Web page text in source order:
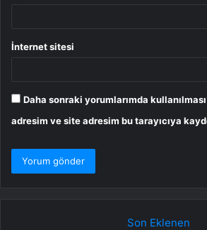
İnternet sitesi
Daha sonraki yorumlarımda
adresim ve site adresim bu tarayıcıya
Son Eklenen